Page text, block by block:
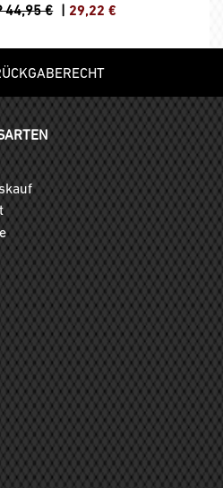
44,95 € | 29,22 €